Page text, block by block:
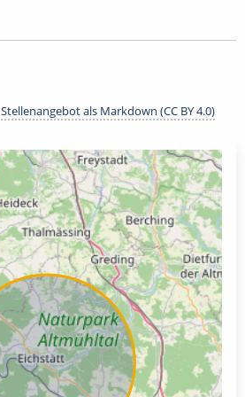
Stellenangebot als Markdown (CC BY 4.0)